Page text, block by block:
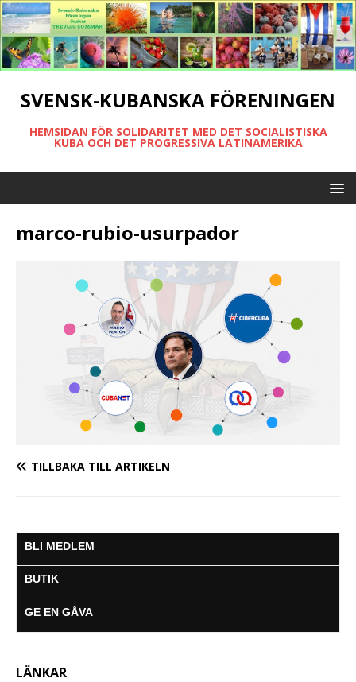
SVENSK-KUBANSKA FÖRENINGEN
HEMSIDAN FÖR SOLIDARITET MED DET SOCIALISTISKA
KUBA OCH DET PROGRESSIVA LATINAMERIKA
marco-rubio-usurpador
TILLBAKA TILL ARTIKELN
BLI MEDLEM
BUTIK
GE EN GÅVA
LÄNKAR